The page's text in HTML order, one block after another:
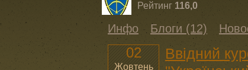
Рейтинг 116,0
Инфо Блоги (12)
02
Жовтень
Ввідний